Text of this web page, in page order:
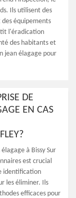
Ils utilisent des
équipements
l'éradication
des habitants et
jean élagage pour
DE
EN CAS
à Bissy Sur
est crucial
identification
les éliminer. Ils
efficaces pour